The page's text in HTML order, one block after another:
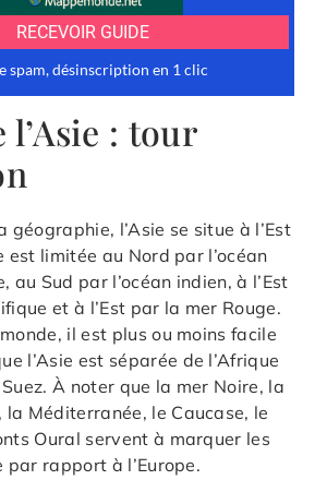
l’Asie : tour
géographie, l’Asie se situe à l’Est
est limitée au Nord par l’océan
au Sud par l’océan indien, à l’Est
et à l’Est par la mer Rouge.
il est plus ou moins facile
l’Asie est séparée de l’Afrique
À noter que la mer Noire, la
la Méditerranée, le Caucase, le
Oural servent à marquer les
par rapport à l’Europe.